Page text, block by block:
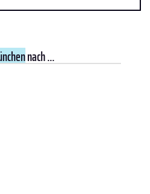
nach ...